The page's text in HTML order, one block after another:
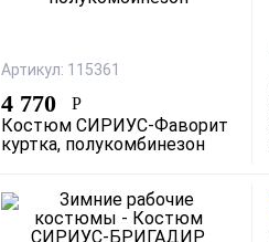
Артикул: 115361
4 770 Р
Костюм СИРИУС-Фаворит
куртка, полукомбинезон